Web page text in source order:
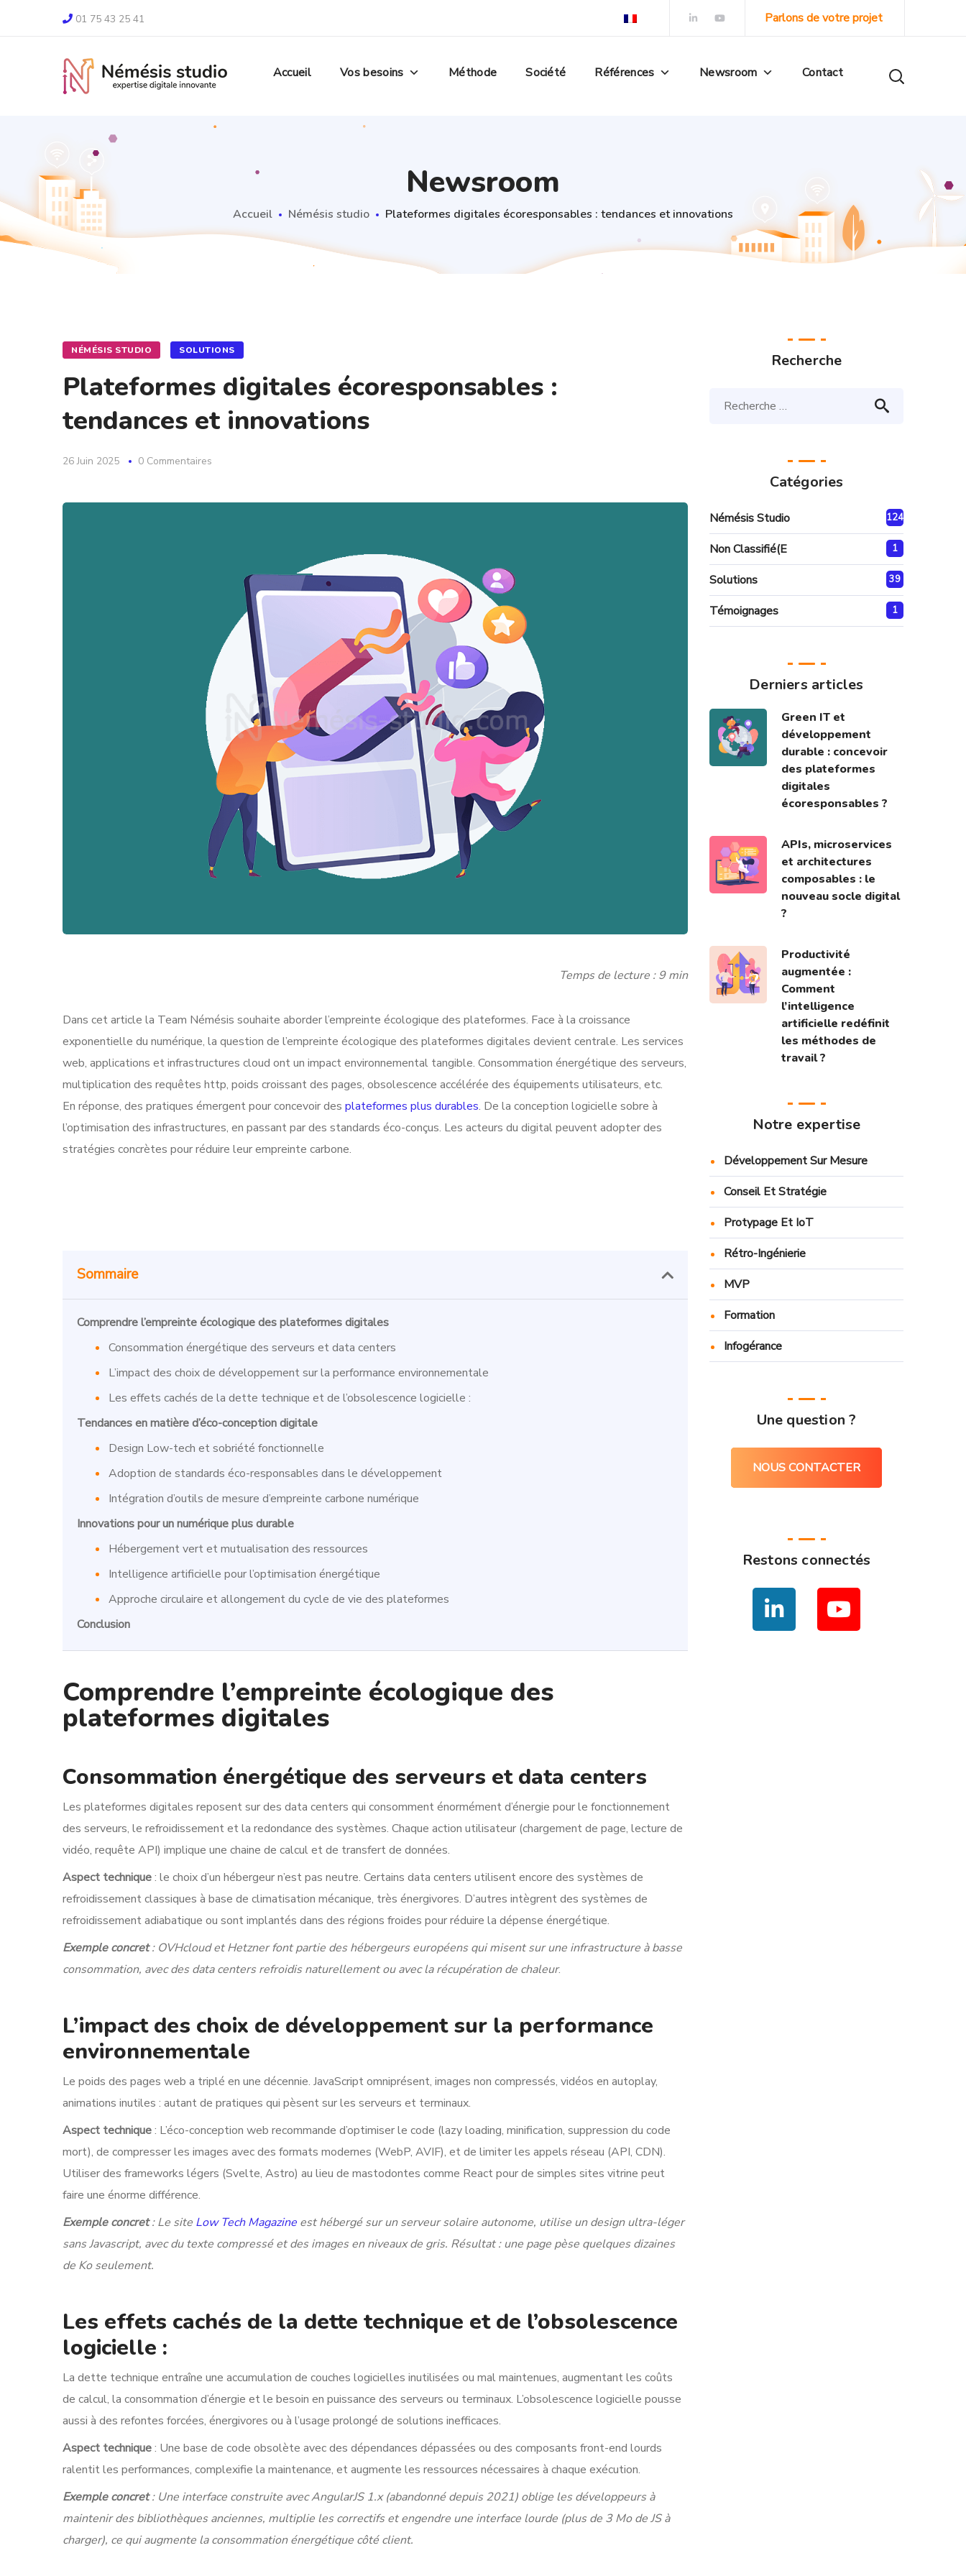
01 75 43 25 41 Parlons de votre projet
Accueil Vos besoins Méthode Société Références Newsroom Contact
Newsroom
Accueil Némésis studio Plateformes digitales écoresponsables : tendances et innovations
NÉMÉSIS STUDIO SOLUTIONS
Plateformes digitales écoresponsables :
tendances et innovations
26 Juin 2025 0 Commentaires
Temps de lecture : 9 min
Dans cet article la Team Némésis souhaite aborder l’empreinte écologique des plateformes. Face à la croissance
exponentielle du numérique, la question de l’empreinte écologique des plateformes digitales devient centrale. Les services
web, applications et infrastructures cloud ont un impact environnemental tangible. Consommation énergétique des serveurs,
multiplication des requêtes http, poids croissant des pages, obsolescence accélérée des équipements utilisateurs, etc.
En réponse, des pratiques émergent pour concevoir des plateformes plus durables. De la conception logicielle sobre à
l’optimisation des infrastructures, en passant par des standards éco-conçus. Les acteurs du digital peuvent adopter des
stratégies concrètes pour réduire leur empreinte carbone.
Sommaire
Comprendre l’empreinte écologique des plateformes digitales
Consommation énergétique des serveurs et data centers
L’impact des choix de développement sur la performance environnementale
Les effets cachés de la dette technique et de l’obsolescence logicielle :
Tendances en matière d’éco-conception digitale
Design Low-tech et sobriété fonctionnelle
Adoption de standards éco-responsables dans le développement
Intégration d’outils de mesure d’empreinte carbone numérique
Innovations pour un numérique plus durable
Hébergement vert et mutualisation des ressources
Intelligence artificielle pour l’optimisation énergétique
Approche circulaire et allongement du cycle de vie des plateformes
Conclusion
Comprendre l’empreinte écologique des
plateformes digitales
Consommation énergétique des serveurs et data centers
Les plateformes digitales reposent sur des data centers qui consomment énormément d’énergie pour le fonctionnement
des serveurs, le refroidissement et la redondance des systèmes. Chaque action utilisateur (chargement de page, lecture de
vidéo, requête API) implique une chaine de calcul et de transfert de données.
Aspect technique: le choix d’un hébergeur n’est pas neutre. Certains data centers utilisent encore des systèmes de
refroidissement classiques à base de climatisation mécanique, très énergivores. D’autres intègrent des systèmes de
refroidissement adiabatique ou sont implantés dans des régions froides pour réduire la dépense énergétique.
Exemple concret: OVHcloud et Hetzner font partie des hébergeurs européens qui misent sur une infrastructure à basse
consommation, avec des data centers refroidis naturellement ou avec la récupération de chaleur.
L’impact des choix de développement sur la performance
environnementale
Le poids des pages web a triplé en une décennie. JavaScript omniprésent, images non compressés, vidéos en autoplay,
animations inutiles : autant de pratiques qui pèsent sur les serveurs et terminaux.
Aspect technique: L’éco-conception web recommande d’optimiser le code (lazy loading, minification, suppression du code
mort), de compresser les images avec des formats modernes (WebP, AVIF), et de limiter les appels réseau (API, CDN).
Utiliser des frameworks légers (Svelte, Astro) au lieu de mastodontes comme React pour de simples sites vitrine peut
faire une énorme différence.
Exemple concret: Le site Low Tech Magazine est hébergé sur un serveur solaire autonome, utilise un design ultra-léger
sans Javascript, avec du texte compressé et des images en niveaux de gris. Résultat : une page pèse quelques dizaines
de Ko seulement.
Les effets cachés de la dette technique et de l’obsolescence
logicielle :
La dette technique entraîne une accumulation de couches logicielles inutilisées ou mal maintenues, augmentant les coûts
de calcul, la consommation d’énergie et le besoin en puissance des serveurs ou terminaux. L’obsolescence logicielle pousse
aussi à des refontes forcées, énergivores ou à l’usage prolongé de solutions inefficaces.
Aspect technique: Une base de code obsolète avec des dépendances dépassées ou des composants front-end lourds
ralentit les performances, complexifie la maintenance, et augmente les ressources nécessaires à chaque exécution.
Exemple concret: Une interface construite avec AngularJS 1.x (abandonné depuis 2021) oblige les développeurs à
maintenir des bibliothèques anciennes, multiplie les correctifs et engendre une interface lourde (plus de 3 Mo de JS à
charger), ce qui augmente la consommation énergétique côté client.
Recherche
Catégories
Némésis Studio 124
Non Classifié(e 1
Solutions 39
Témoignages 1
Derniers articles
Green IT et
développement
durable : concevoir
des plateformes
digitales
écoresponsables ?
APIs, microservices
et architectures
composables : le
nouveau socle digital
?
Productivité
augmentée :
Comment
l’intelligence
artificielle redéfinit
les méthodes de
travail ?
Notre expertise
Développement Sur Mesure
Conseil Et Stratégie
Protypage Et IoT
Rétro-Ingénierie
MVP
Formation
Infogérance
Une question ?
NOUS CONTACTER
Restons connectés